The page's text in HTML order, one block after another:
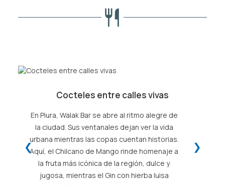
❮
Cocteles entre calles vivas
En Piura, Walak Bar se abre al ritmo alegre de
la ciudad. Sus ventanales dejan ver la vida
urbana mientras las copas cuentan historias.
Aquí, el Chilcano de Mango rinde homenaje a
la fruta más icónica de la región, dulce y
jugosa, mientras el Gin con hierba luisa
❯